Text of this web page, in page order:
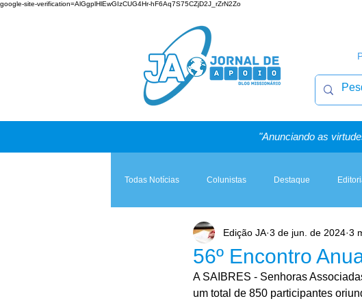
google-site-verification=AlGgplHlEwGIzCUG4Hr-hF6Aq7S75CZjD2J_rZrN2Zo
"Anunciando as
Todas Notícias Colunistas Destaque
Teologia & Prática A Igreja e a Lei Artigos,
56º Encontro
Edição JA 3 de jun. de 2024 3
A SAIBRES - Senhoras
um total de 850 participantes